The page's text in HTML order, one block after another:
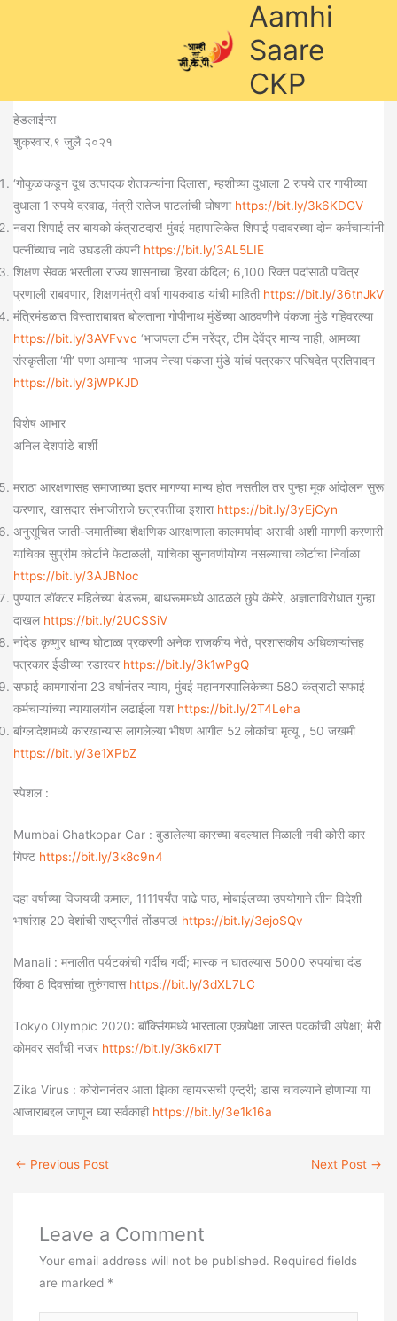
Aamhi
Saare
CKP
हेडलाईन्स
शुक्रवार,९ जुलै २०२१
‘गोकुळ’कडून दूध उत्पादक शेतकऱ्यांना दिलासा, म्हशीच्या दुधाला 2 रुपये तर गायीच्या
दुधाला 1 रुपये दरवाढ, मंत्री सतेज पाटलांची घोषणा https://bit.ly/3k6KDGV
नवरा शिपाई तर बायको कंत्राटदार! मुंबई महापालिकेत शिपाई पदावरच्या दोन कर्मचाऱ्यांनी
पत्नींच्याच नावे उघडली कंपनी https://bit.ly/3AL5LIE
शिक्षण सेवक भरतीला राज्य शासनाचा हिरवा कंदिल; 6,100 रिक्त पदांसाठी पवित्र
प्रणाली राबवणार, शिक्षणमंत्री वर्षा गायकवाड यांची माहिती https://bit.ly/36tnJkV
मंत्रिमंडळात विस्ताराबाबत बोलताना गोपीनाथ मुंडेंच्या आठवणीने पंकजा मुंडे गहिवरल्या
https://bit.ly/3AVFvvc ‘भाजपला टीम नरेंद्र, टीम देवेंद्र मान्य नाही, आमच्या
संस्कृतीला ‘मी’ पणा अमान्य’ भाजप नेत्या पंकजा मुंडे यांचं पत्रकार परिषदेत प्रतिपादन
https://bit.ly/3jWPKJD
विशेष आभार
अनिल देशपांडे बार्शी
मराठा आरक्षणासह समाजाच्या इतर मागण्या मान्य होत नसतील तर पुन्हा मूक आंदोलन सुरू
करणार, खासदार संभाजीराजे छत्रपतींचा इशारा https://bit.ly/3yEjCyn
अनुसूचित जाती-जमातींच्या शैक्षणिक आरक्षणाला कालमर्यादा असावी अशी मागणी करणारी
याचिका सुप्रीम कोर्टाने फेटाळली, याचिका सुनावणीयोग्य नसल्याचा कोर्टाचा निर्वाळा
https://bit.ly/3AJBNoc
पुण्यात डॉक्टर महिलेच्या बेडरूम, बाथरूममध्ये आढळले छुपे कॅमेरे, अज्ञाताविरोधात गुन्हा
दाखल https://bit.ly/2UCSSiV
नांदेड कृष्णुर धान्य घोटाळा प्रकरणी अनेक राजकीय नेते, प्रशासकीय अधिकाऱ्यांसह
पत्रकार ईडीच्या रडारवर https://bit.ly/3k1wPgQ
सफाई कामगारांना 23 वर्षानंतर न्याय, मुंबई महानगरपालिकेच्या 580 कंत्राटी सफाई
कर्मचाऱ्यांच्या न्यायालयीन लढाईला यश https://bit.ly/2T4Leha
बांग्लादेशमध्ये कारखान्यास लागलेल्या भीषण आगीत 52 लोकांचा मृत्यू , 50 जखमी
https://bit.ly/3e1XPbZ
स्पेशल :
Mumbai Ghatkopar Car : बुडालेल्या कारच्या बदल्यात मिळाली नवी कोरी कार
गिफ्ट https://bit.ly/3k8c9n4
दहा वर्षाच्या विजयची कमाल, 1111पर्यंत पाढे पाठ, मोबाईलच्या उपयोगाने तीन विदेशी
भाषांसह 20 देशांची राष्ट्रगीतं तोंडपाठ! https://bit.ly/3ejoSQv
Manali : मनालीत पर्यटकांची गर्दीच गर्दी; मास्क न घातल्यास 5000 रुपयांचा दंड
किंवा 8 दिवसांचा तुरुंगवास https://bit.ly/3dXL7LC
Tokyo Olympic 2020: बॉक्सिंगमध्ये भारताला एकापेक्षा जास्त पदकांची अपेक्षा; मेरी
कोमवर सर्वांची नजर https://bit.ly/3k6xI7T
Zika Virus : कोरोनानंतर आता झिका व्हायरसची एन्ट्री; डास चावल्याने होणाऱ्या या
आजाराबद्दल जाणून घ्या सर्वकाही https://bit.ly/3e1k16a
← Previous Post Next Post →
Leave a Comment
Your email address will not be published. Required fields
are marked *